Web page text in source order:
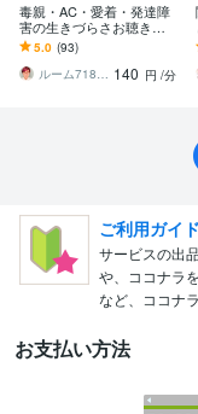
毒親・AC・愛着・発達障
害の生きづらさお聴きし
ます 3,000件以上の相談実
績ある心理カウンセラー
が共感的に傾聴
5.0 (93)
ルーム718∣心理カウンセラー 140 円 /分
ご利用ガイド
サービスの出
や、ココナラ
など、ココナ
お支払い方法